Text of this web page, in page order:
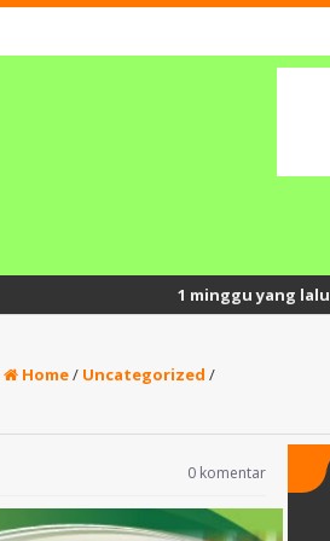
1 minggu yang lalu/
Home/ Uncategorized /
0 komentar
FITRIA NUR HASANAH,